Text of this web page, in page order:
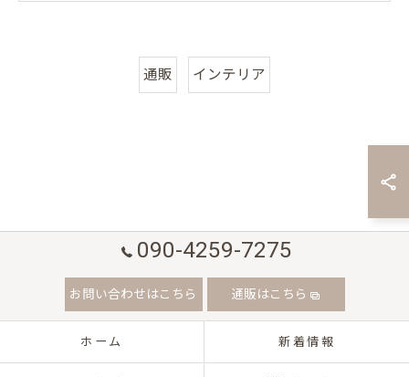
通販 インテリア
090-4259-7275
お問い合わせはこちら 通販はこちら
ホーム 新着情報